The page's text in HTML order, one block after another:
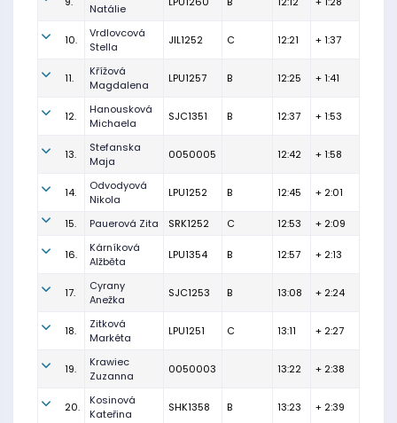
Natálie
10.
Vrdlovcová
Stella
JIL1252 C 12:21 + 1:37
11.
Křížová
Magdalena
LPU1257 B 12:25 + 1:41
12.
Hanousková
Michaela
SJC1351 B 12:37 + 1:53
13.
Stefanska
Maja
0050005 12:42 + 1:58
14.
Odvodyová
Nikola
LPU1252 B 12:45 + 2:01
15. Pauerová Zita SRK1252 C 12:53 + 2:09
16.
Kárníková
Alžběta
LPU1354 B 12:57 + 2:13
17.
Cyrany
Anežka
SJC1253 B 13:08 + 2:24
18.
Zitková
Markéta
LPU1251 C 13:11 + 2:27
19.
Krawiec
Zuzanna
0050003 13:22 + 2:38
20.
Kosinová
Kateřina
SHK1358 B 13:23 + 2:39